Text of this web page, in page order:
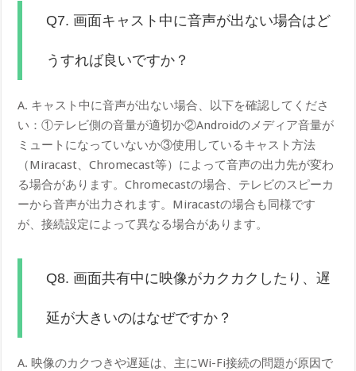
Q7. 画面キャスト中に音声が出ない場合はど
うすれば良いですか？
A. キャスト中に音声が出ない場合、以下を確認してくださ
い：①テレビ側の音量が適切か②Androidのメディア音量が
ミュートになっていないか③使用しているキャスト方法
（Miracast、Chromecast等）によって音声の出力先が変わ
る場合があります。Chromecastの場合、テレビのスピーカ
ーから音声が出力されます。Miracastの場合も同様です
が、接続設定によって異なる場合があります。
Q8. 画面共有中に映像がカクカクしたり、遅
延が大きいのはなぜですか？
A. 映像のカクつきや遅延は、主にWi-Fi接続の問題が原因で